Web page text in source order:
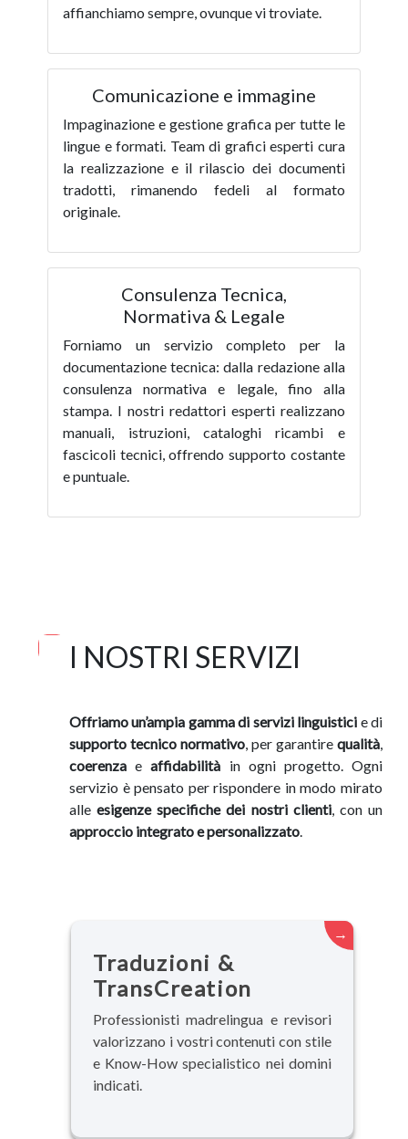
affianchiamo sempre, ovunque vi troviate.
Comunicazione e immagine
Impaginazione e gestione grafica per tutte le
lingue e formati. Team di grafici esperti cura
la realizzazione e il rilascio dei documenti
tradotti, rimanendo fedeli al formato
originale.
Consulenza Tecnica,
Normativa & Legale
Forniamo un servizio completo per la
documentazione tecnica: dalla redazione alla
consulenza normativa e legale, fino alla
stampa. I nostri redattori esperti realizzano
manuali, istruzioni, cataloghi ricambi e
fascicoli tecnici, offrendo supporto costante
e puntuale.
I NOSTRI SERVIZI
Offriamo un’ampia gamma di servizi linguistici e di
supporto tecnico normativo, per garantire qualità,
coerenza eaffidabilità in ogni progetto. Ogni
servizio è pensato per rispondere in modo mirato
alleesigenze specifiche dei nostri clienti, con un
approccio integrato e personalizzato.
TransCreation
valorizzano i vostri contenuti con stile
e Know-How specialistico nei domini
indicati.
→